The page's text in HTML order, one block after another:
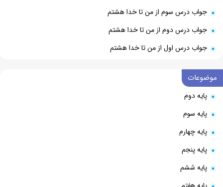
جواب درس سوم از من تا خدا هشتم
جواب درس دوم از من تا خدا هشتم
جواب درس اول از من تا خدا هشتم
موضوعات
پایه دوم
پایه سوم
پایه چهارم
پایه پنجم
پایه ششم